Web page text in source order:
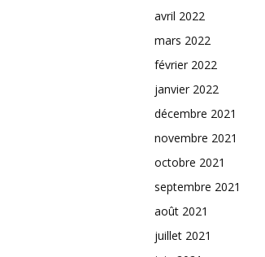
avril 2022
mars 2022
février 2022
janvier 2022
décembre 2021
novembre 2021
octobre 2021
septembre 2021
août 2021
juillet 2021